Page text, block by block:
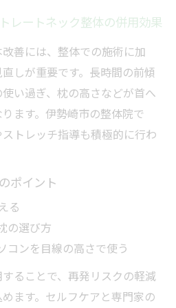
レートネック整体の併用効果
善には、整体での施術に加
しが重要です。長時間の前傾
い過ぎ、枕の高さなどが首へ
ます。伊勢崎市の整体院で
トレッチ指導も積極的に行わ
ポイント
る
の選び方
コンを目線の高さで使う
ることで、再発リスクの軽減
ます。セルフケアと専門家の